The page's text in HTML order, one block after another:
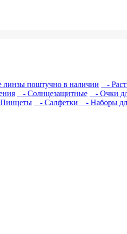
линзы поштучно в наличии -
- Солнцезащитные - Очки
- Салфетки - Наборы